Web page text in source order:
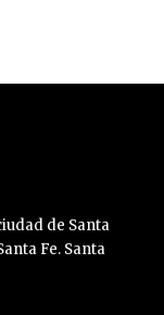
de Santa
Fe. Santa